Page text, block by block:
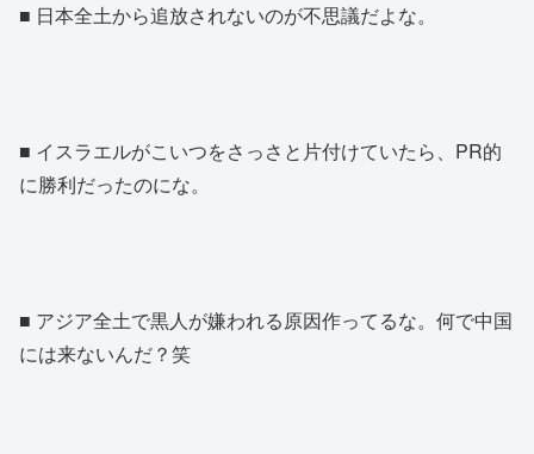
■ 日本全土から追放されないのが不思議だよな。
■ イスラエルがこいつをさっさと片付けていたら、PR的
に勝利だったのにな。
■ アジア全土で黒人が嫌われる原因作ってるな。何で中国
には来ないんだ？笑